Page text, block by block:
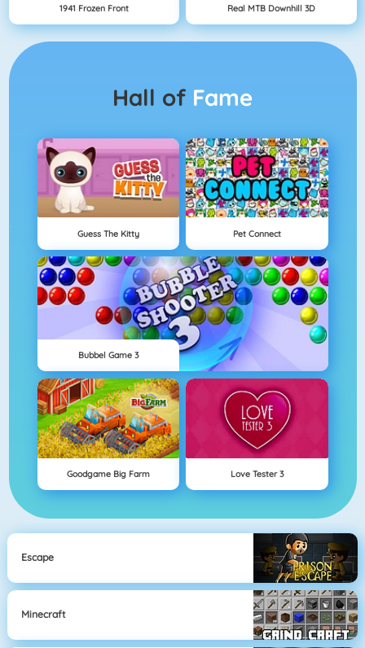
1941 Frozen Front Real MTB Downhill 3D
Hall of Fame
Guess The Kitty Pet Connect
Bubbel Game 3
Goodgame Big Farm Love Tester 3
Escape
Minecraft